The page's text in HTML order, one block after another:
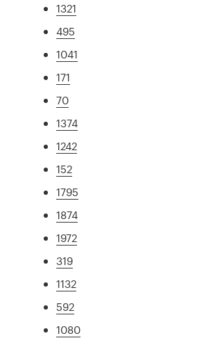
1321
495
1041
171
70
1374
1242
152
1795
1874
1972
319
1132
592
1080